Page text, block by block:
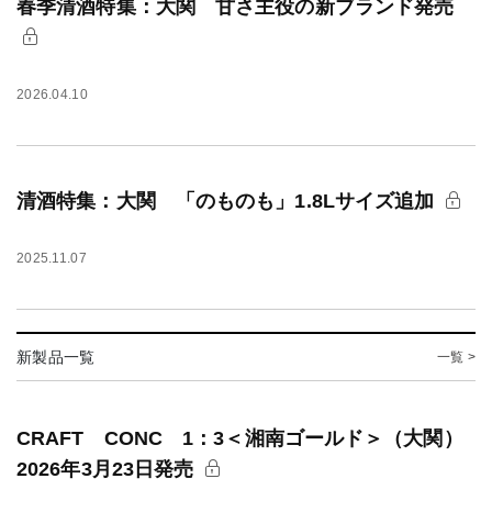
春季清酒特集：大関 甘さ主役の新ブランド発売
2026.04.10
清酒特集：大関 「のものも」1.8Lサイズ追加
2025.11.07
新製品一覧 一覧 >
CRAFT CONC 1：3＜湘南ゴールド＞（大関）
2026年3月23日発売